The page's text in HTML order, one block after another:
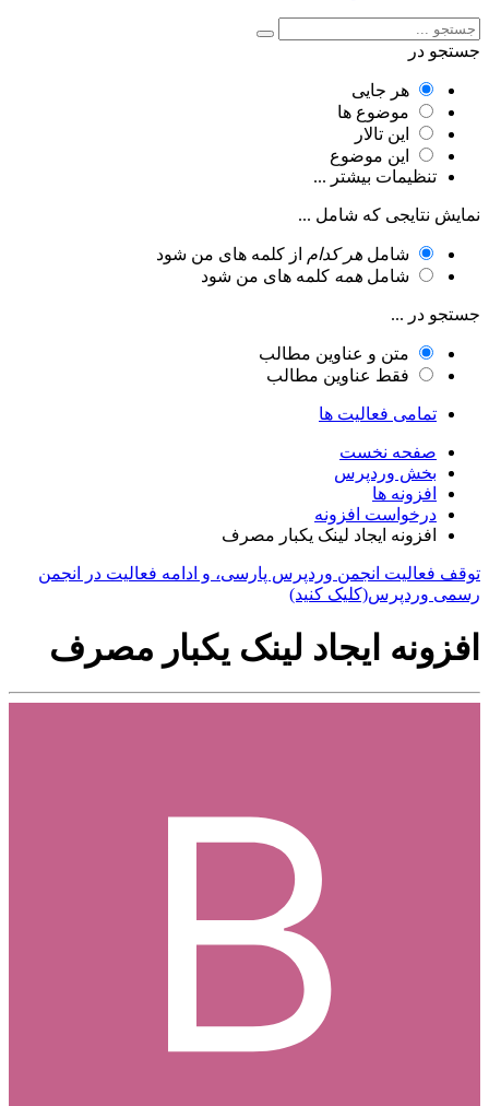
جستجو در
هر جایی
موضوع ها
این تالار
این موضوع
تنظیمات بیشتر ...
نمایش نتایجی که شامل ...
شامل هر کدام از کلمه های من شود
شامل همه کلمه های من شود
جستجو در ...
متن و عناوین مطالب
فقط عناوین مطالب
تمامی فعالیت ها
صفحه نخست
بخش وردپرس
افزونه ها
درخواست افزونه
افزونه ایجاد لینک یکبار مصرف
توقف فعالیت انجمن وردپرس پارسی، و ادامه فعالیت در انجمن
رسمی وردپرس(کلیک کنید)
افزونه ایجاد لینک یکبار مصرف